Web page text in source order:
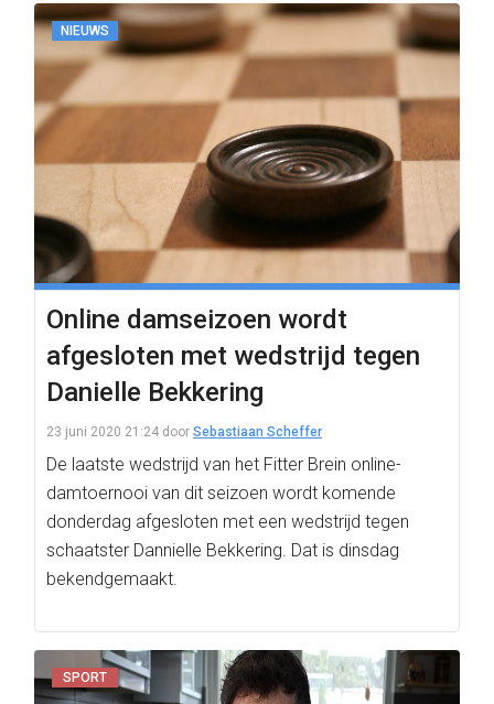
NIEUWS
Online damseizoen wordt
afgesloten met wedstrijd tegen
Danielle Bekkering
23 juni 2020 21:24 door Sebastiaan Scheffer
De laatste wedstrijd van het Fitter Brein online-
damtoernooi van dit seizoen wordt komende
donderdag afgesloten met een wedstrijd tegen
schaatster Dannielle Bekkering. Dat is dinsdag
bekendgemaakt.
SPORT